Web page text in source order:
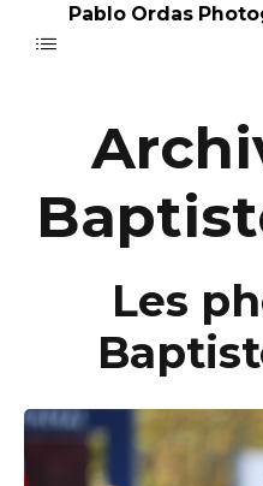
Pablo Ordas
Les